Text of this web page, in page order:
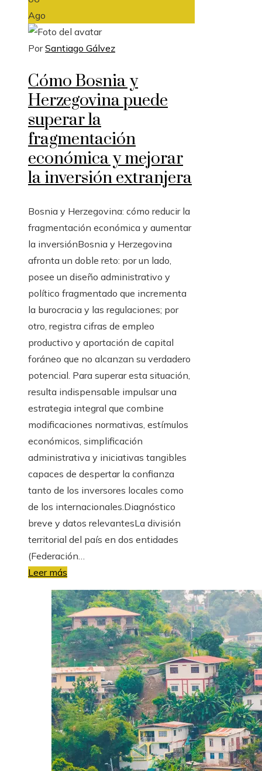
Ago
PorSantiago Gálvez
Cómo Bosnia y
Herzegovina puede
superar la
fragmentación
económica y mejorar
la inversión extranjera
Bosnia y Herzegovina: cómo reducir la
fragmentación económica y aumentar
la inversiónBosnia y Herzegovina
afronta un doble reto: por un lado,
posee un diseño administrativo y
político fragmentado que incrementa
la burocracia y las regulaciones; por
otro, registra cifras de empleo
productivo y aportación de capital
foráneo que no alcanzan su verdadero
potencial. Para superar esta situación,
resulta indispensable impulsar una
estrategia integral que combine
modificaciones normativas, estímulos
económicos, simplificación
administrativa y iniciativas tangibles
capaces de despertar la confianza
tanto de los inversores locales como
de los internacionales.Diagnóstico
breve y datos relevantesLa división
territorial del país en dos entidades
(Federación…
Leer más